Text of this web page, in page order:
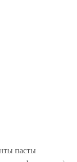
пасты